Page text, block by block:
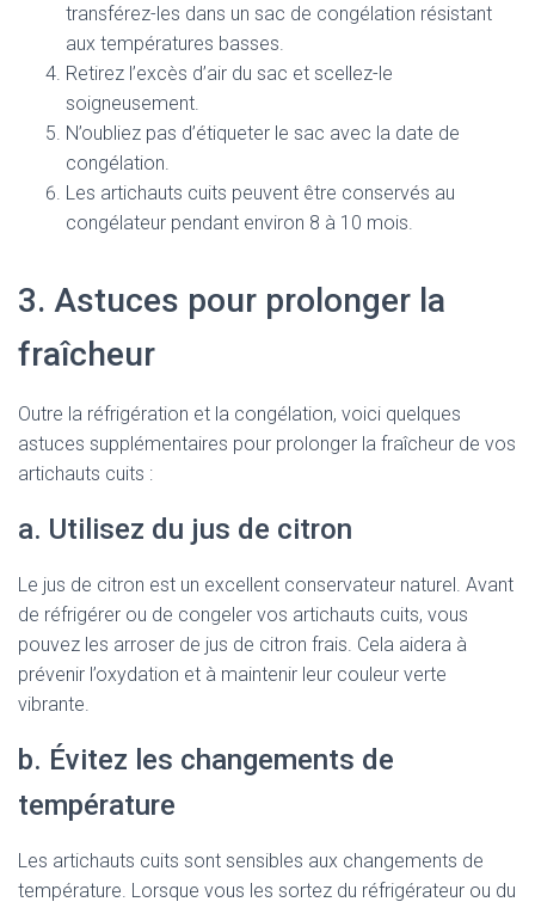
transférez-les dans un sac de congélation résistant
aux températures basses.
Retirez l’excès d’air du sac et scellez-le
soigneusement.
N’oubliez pas d’étiqueter le sac avec la date de
congélation.
Les artichauts cuits peuvent être conservés au
congélateur pendant environ 8 à 10 mois.
3. Astuces pour prolonger la
fraîcheur
Outre la réfrigération et la congélation, voici quelques
astuces supplémentaires pour prolonger la fraîcheur de vos
artichauts cuits :
a. Utilisez du jus de citron
Le jus de citron est un excellent conservateur naturel. Avant
de réfrigérer ou de congeler vos artichauts cuits, vous
pouvez les arroser de jus de citron frais. Cela aidera à
prévenir l’oxydation et à maintenir leur couleur verte
vibrante.
b. Évitez les changements de
température
Les artichauts cuits sont sensibles aux changements de
température. Lorsque vous les sortez du réfrigérateur ou du